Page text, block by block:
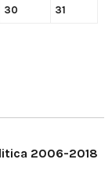
30 31
2006-2018